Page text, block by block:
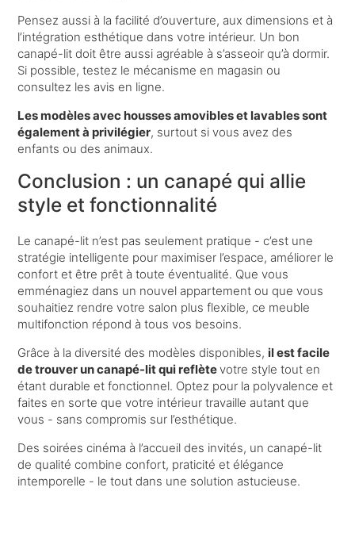
Pensez aussi à la facilité d’ouverture, aux dimensions et à
l’intégration esthétique dans votre intérieur. Un bon
canapé-lit doit être aussi agréable à s’asseoir qu’à dormir.
Si possible, testez le mécanisme en magasin ou
consultez les avis en ligne.
Les modèles avec housses amovibles et lavables sont
également à privilégier, surtout si vous avez des
enfants ou des animaux.
Conclusion : un canapé qui allie
style et fonctionnalité
Le canapé-lit n’est pas seulement pratique - c’est une
stratégie intelligente pour maximiser l’espace, améliorer le
confort et être prêt à toute éventualité. Que vous
emménagiez dans un nouvel appartement ou que vous
souhaitiez rendre votre salon plus flexible, ce meuble
multifonction répond à tous vos besoins.
Grâce à la diversité des modèles disponibles, il est facile
de trouver un canapé-lit qui reflètevotre style tout en
étant durable et fonctionnel. Optez pour la polyvalence et
faites en sorte que votre intérieur travaille autant que
vous - sans compromis sur l’esthétique.
Des soirées cinéma à l’accueil des invités, un canapé-lit
de qualité combine confort, praticité et élégance
intemporelle - le tout dans une solution astucieuse.